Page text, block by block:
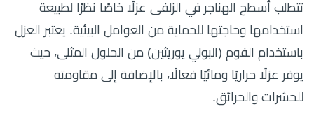
تتطلب أسطح الهناجر في الزلفى عزلًا خاصًا نظرًا لطبيعة
استخدامها وحاجتها للحماية من العوامل البيئية. يعتبر العزل
باستخدام الفوم (البولي يوريثين) من الحلول المثلى، حيث
يوفر عزلًا حراريًا ومائيًا فعالًا، بالإضافة إلى مقاومته
للحشرات والحرائق.